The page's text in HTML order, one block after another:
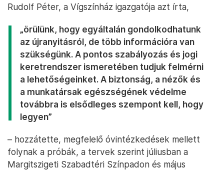
Rudolf Péter, a Vígszínház igazgatója azt írta,
„örülünk, hogy egyáltalán gondolkodhatunk
az újranyitásról, de több információra van
szükségünk. A pontos szabályozás és jogi
keretrendszer ismeretében tudjuk felmérni
a lehetőségeinket. A biztonság, a nézők és
a munkatársak egészségének védelme
továbbra is elsődleges szempont kell, hogy
legyen”
– hozzátette, megfelelő óvintézkedések mellett
folynak a próbák, a tervek szerint júliusban a
Margitszigeti Szabadtéri Színpadon és május